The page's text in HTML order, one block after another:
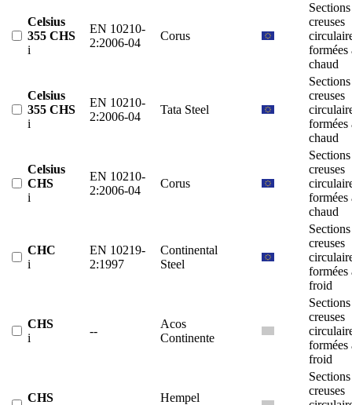
Celsius
355 CHS
i
EN 10210-
2:2006-04
Corus
Sections
creuses
formées
chaud
Celsius
355 CHS
i
EN 10210-
2:2006-04
Tata Steel
Sections
creuses
formées
chaud
Celsius
CHS
i
EN 10210-
2:2006-04
Corus
Sections
creuses
formées
chaud
CHC
i
EN 10219-
2:1997
Continental
Steel
Sections
creuses
formées
froid
CHS
i
--
Acos
Continente
Sections
creuses
formées
froid
CHS
Hempel
Sections
creuses